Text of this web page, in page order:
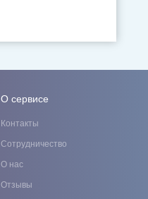
О сервисе
Контакты
Сотрудничество
О нас
Отзывы